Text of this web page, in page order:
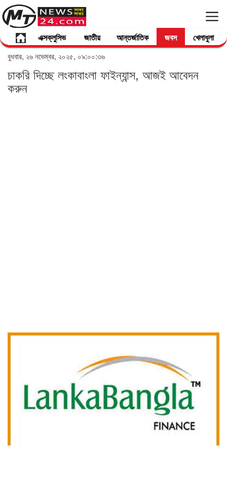
এক্সক্লুসিভ জাতীয় আন্তর্জাতিক জবস খেলাধুলা
বুধবার, ২৬ নভেম্বর, ২০২৫, ০৯:০০:৩৬
চাকরি দিচ্ছে লংকাবাংলা ফাইন্যান্স, আজই আবেদন
করুন